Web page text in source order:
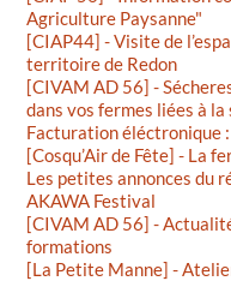
Agriculture Paysanne"
[CIAP44] - Visite de
territoire de Redon
[CIVAM AD 56] -
dans vos fermes liées à
Facturation éléctronique
[Cosqu’Air de Fête] - La
Les petites annonces du
AKAWA Festival
[CIVAM AD 56] -
formations
[La Petite Manne] -